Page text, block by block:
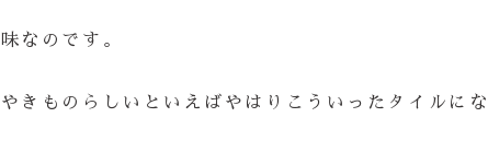
なのです。
きものらしいといえばやはりこういったタイルに